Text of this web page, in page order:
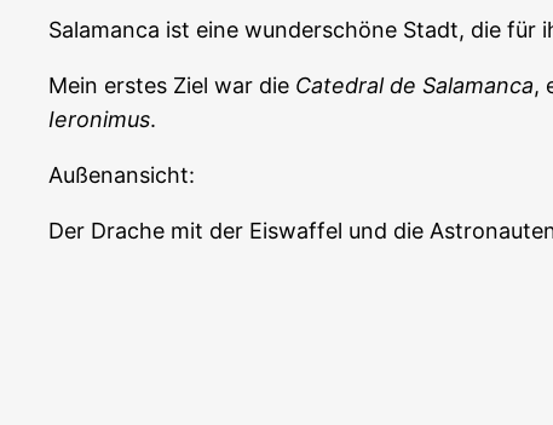
Salamanca ist eine wunderschöne Stadt, die
Mein erstes Ziel war die Catedral de Salamanca,
Ieronimus.
Außenansicht:
Der Drache mit der Eiswaffel und die